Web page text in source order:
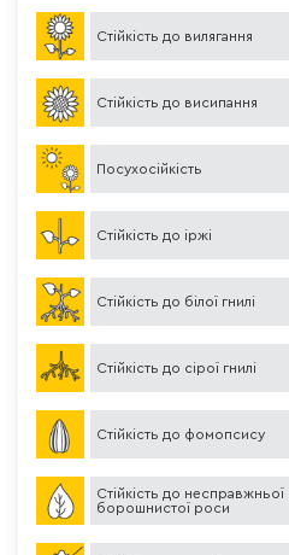
Стійкість до вилягання
Стійкість до висипання
Посухосійкість
Стійкість до іржі
Стійкість до білої гнилі
Стійкість до сірої гнилі
Стійкість до фомопсису
Стійкість до несправжньої
борошнистої роси